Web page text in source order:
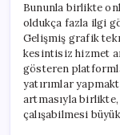
Bununla birlikte
oldukça fazla ilgi
Gelişmiş grafik
kesintisiz hizmet
gösteren
yatırımlar
artmasıyla
çalışabilmesi